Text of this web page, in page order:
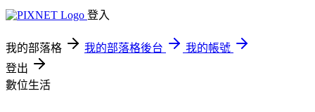
登入
我的部落格 我的部落格後台
我的帳號
登出
數位生活